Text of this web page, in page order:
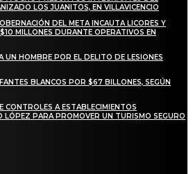
LOS JUANITOS, EN VILLAVICENCIO
DEL META INCAUTA LICORES Y
MILLONES DURANTE OPERATIVOS EN
UN HOMBRE POR EL DELITO DE LESIONES
BLANCOS POR $67 BILLONES, SEGÚN
CONTROLES A ESTABLECIMIENTOS
LÓPEZ PARA PROMOVER UN TURISMO SEGURO